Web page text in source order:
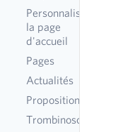
Personnaliser
la page
d'accueil
Pages
Actualités
Propositions
Trombinoscope